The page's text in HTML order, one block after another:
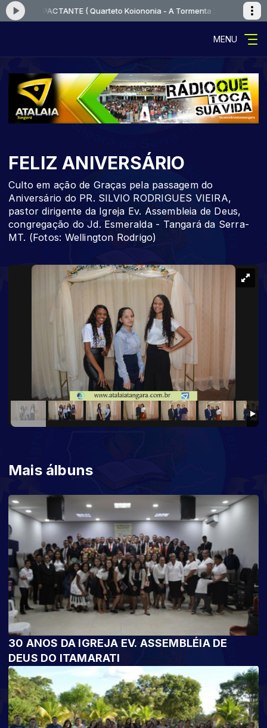
IMPACTANTE ( Quarteto Koiononia - A Tormenta )Tocando agora:
MENU
FELIZ ANIVERSÁRIO
Culto em ação de Graças pela passagem do
Aniversário do PR. SILVIO RODRIGUES VIEIRA,
pastor dirigente da Igreja Ev. Assembleia de Deus,
congregação do Jd. Esmeralda - Tangará da Serra-
MT. (Fotos: Wellington Rodrigo)
Mais álbuns
30 ANOS DA IGREJA EV. ASSEMBLÉIA DE
DEUS DO ITAMARATI